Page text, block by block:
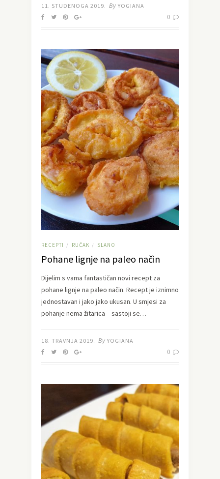
11. STUDENOGA 2019. By YOGIANA
0
RECEPTI / RUČAK / SLANO
Pohane lignje na paleo način
Dijelim s vama fantastičan novi recept za
pohane lignje na paleo način. Recept je iznimno
jednostavan i jako jako ukusan. U smjesi za
pohanje nema žitarica – sastoji se…
18. TRAVNJA 2019. By YOGIANA
0